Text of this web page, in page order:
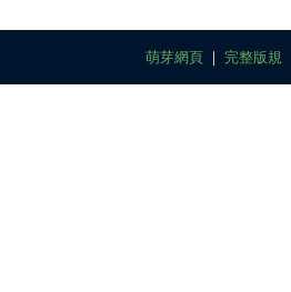
萌芽網頁 ｜ 完整版規